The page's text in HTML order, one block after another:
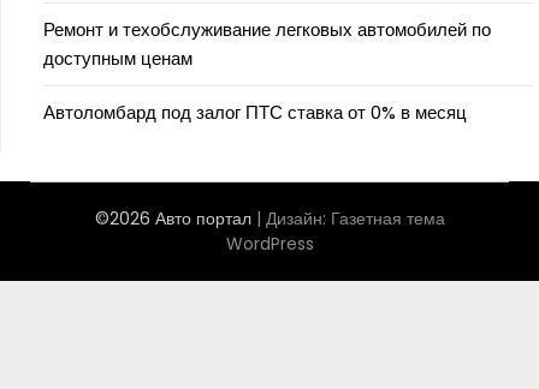
Ремонт и техобслуживание легковых автомобилей по
доступным ценам
Автоломбард под залог ПТС ставка от 0% в месяц
©2026 Авто портал | Дизайн: Газетная тема
WordPress